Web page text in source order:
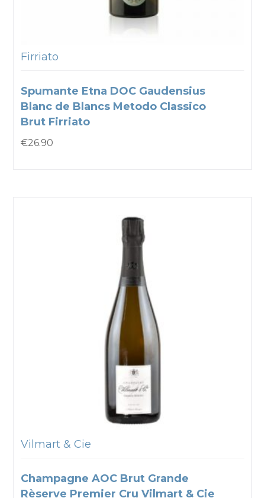
Firriato
Spumante Etna DOC Gaudensius
Blanc de Blancs Metodo Classico
Brut Firriato
€26.90
Vilmart & Cie
Champagne AOC Brut Grande
Rèserve Premier Cru Vilmart & Cie